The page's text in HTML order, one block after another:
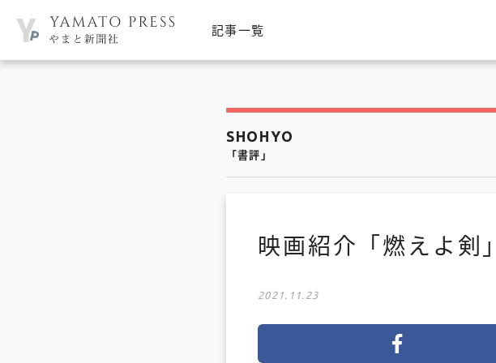
記事一覧
SHOHYO
「書評」
映画紹介「燃えよ剣
2021.11.23